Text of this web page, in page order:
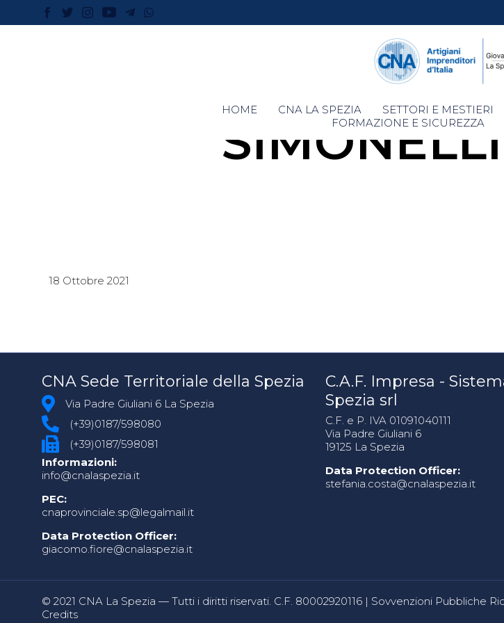
Skip
to
HOME CNA LA SPEZIA SETTORI E MESTIERI
FORMAZIONE E SICUREZZA
18 Ottobre 2021
CNA Sede Territoriale della Spezia
Via Padre Giuliani 6 La Spezia
(+39)0187/598080
(+39)0187/598081
Informazioni:
info@cnalaspezia.it
PEC:
cnaprovinciale.sp@legalmail.it
Data Protection Officer:
giacomo.fiore@cnalaspezia.it
C.A.F. Impresa -
Spezia srl
C.F. e P. IVA 01091040111
Via Padre Giuliani 6
19125 La Spezia
Data Protection Officer:
stefania.costa@cnalaspezia.it
© 2021 CNA La Spezia — Tutti i diritti riservati. C.F. 80002920116 | Sovvenzioni Pubbliche
Credits